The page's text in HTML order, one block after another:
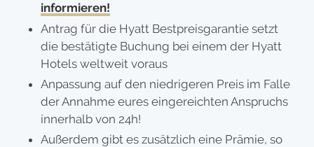
informieren!
Antrag für die Hyatt Bestpreisgarantie setzt
die bestätigte Buchung bei einem der Hyatt
Hotels weltweit voraus
Anpassung auf den niedrigeren Preis im Falle
der Annahme eures eingereichten Anspruchs
innerhalb von 24h!
Außerdem gibt es zusätzlich eine Prämie, so